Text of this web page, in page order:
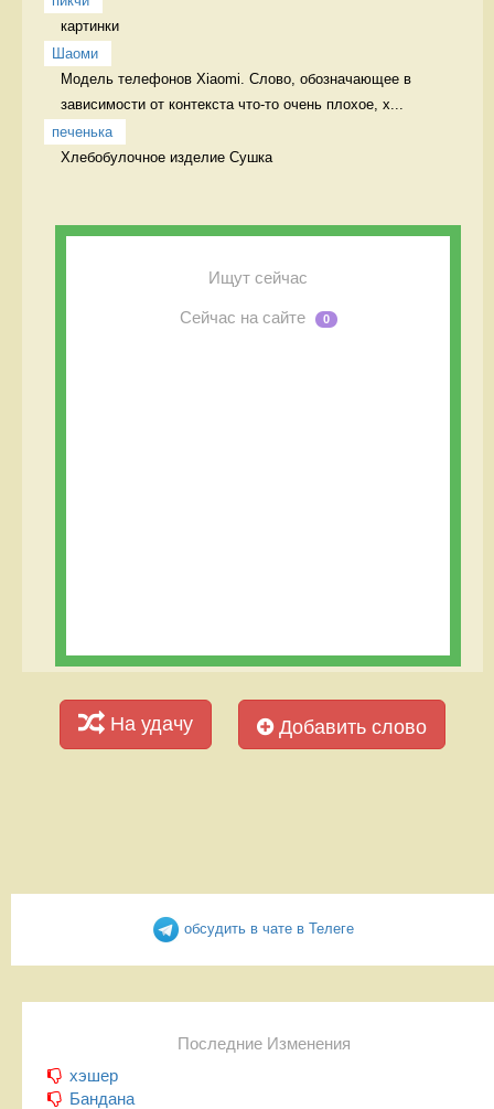
картинки
Шаоми
Модель телефонов Xiaomi. Слово, обозначающее в
зависимости от контекста что-то очень плохое, х...
печенька
Хлебобулочное изделие Сушка
Ищут сейчас
Сейчас на сайте 0
На удачу Добавить слово
обсудить в чате в Телеге
Последние Изменения
хэшер
Бандана